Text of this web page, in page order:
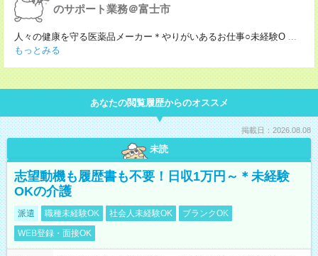
のサポート業務＠富士市
人々の健康を守る医薬品メーカー＊やりがいあるお仕事○未経験O ...
もっとみる
あなたの閲覧履歴からのオススメ
掲載日：2026.08.08
未読
志望動機も履歴書も不要！日収1万円～＊未経験
OKの介護
派遣 職種未経験OK 社会人未経験OK
ブランクOK
WEB登録・面接OK